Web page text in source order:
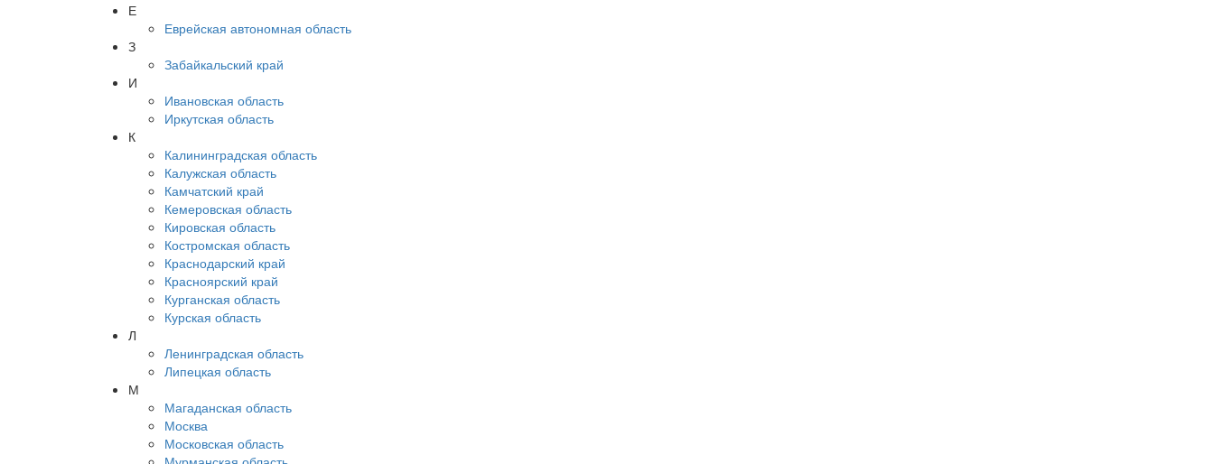
Е
Еврейская автономная область
З
Забайкальский край
И
Ивановская область
Иркутская область
К
Калининградская область
Калужская область
Камчатский край
Кемеровская область
Кировская область
Костромская область
Краснодарский край
Красноярский край
Курганская область
Курская область
Л
Ленинградская область
Липецкая область
М
Магаданская область
Москва
Московская область